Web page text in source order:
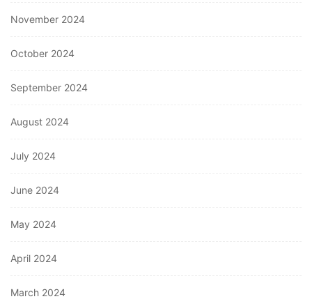
November 2024
October 2024
September 2024
August 2024
July 2024
June 2024
May 2024
April 2024
March 2024